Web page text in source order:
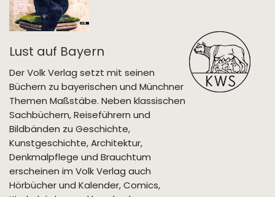
Lust auf Bayern
Der Volk Verlag setzt mit seinen
Büchern zu bayerischen und Münchner
Themen Maßstäbe. Neben klassischen
Sachbüchern, Reiseführern und
Bildbänden zu Geschichte,
Kunstgeschichte, Architektur,
Denkmalpflege und Brauchtum
erscheinen im Volk Verlag auch
Hörbücher und Kalender, Comics,